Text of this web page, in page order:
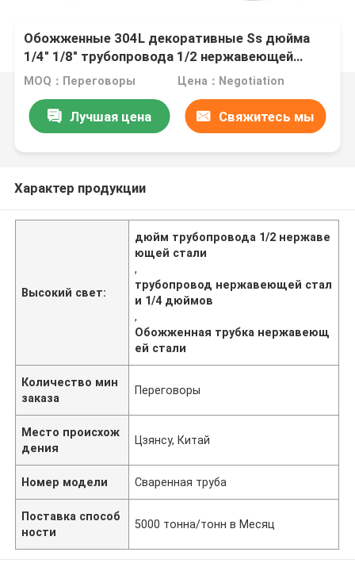
Обожженные 304L декоративные Ss дюйма
1/4" 1/8" трубопровода 1/2 нержавеющей
стали 201 304 пускают круг по трубам
MOQ：Переговоры Цена：Negotiation
Лучшая цена Свяжитесь мы
Характер продукции
Высокий свет:
дюйм трубопровода 1/2 нержаве
ющей стали
,
трубопровод нержавеющей стал
и 1/4 дюймов
,
Обожженная трубка нержавеющ
ей стали
Количество мин
заказа
Переговоры
Место происхож
дения
Цзянсу, Китай
Номер модели Сваренная труба
Поставка способ
ности
5000 тонна/тонн в Месяц